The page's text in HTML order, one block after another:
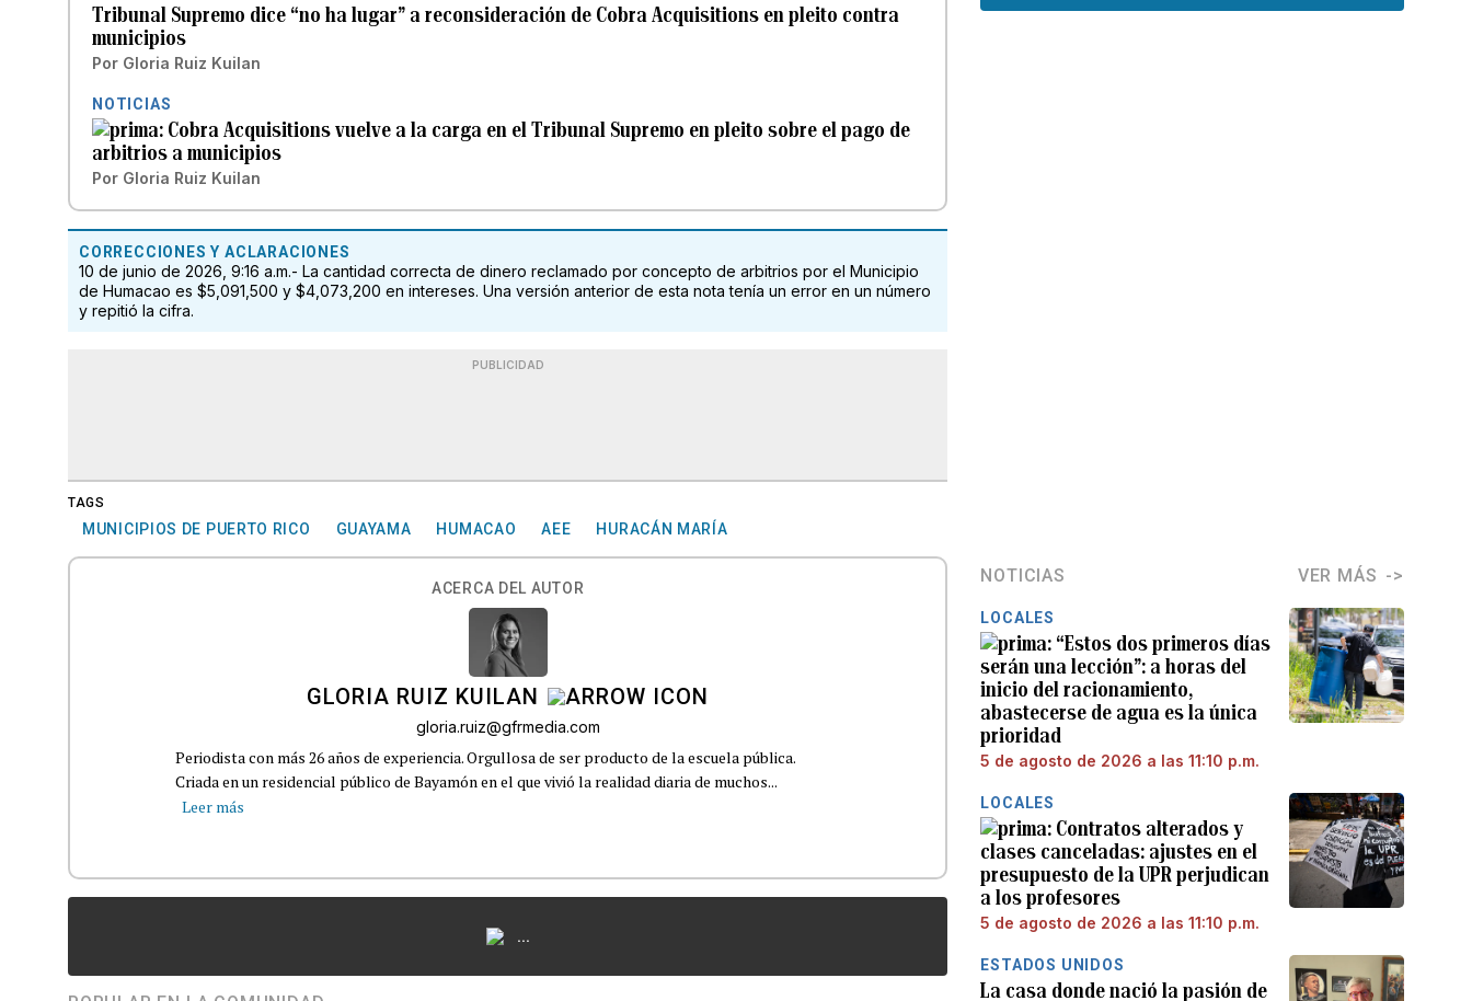
Tribunal Supremo dice “no ha lugar” a reconsideración de Cobra Acquisitions en pleito contra
municipios
Por Gloria Ruiz Kuilan
NOTICIAS
Cobra Acquisitions vuelve a la carga en el Tribunal Supremo en pleito sobre el pago de
arbitrios a municipios
Por Gloria Ruiz Kuilan
CORRECCIONES Y ACLARACIONES
10 de junio de 2026, 9:16 a.m.- La cantidad correcta de dinero reclamado por concepto de arbitrios por el Municipio
de Humacao es $5,091,500 y $4,073,200 en intereses. Una versión anterior de esta nota tenía un error en un número
y repitió la cifra.
PUBLICIDAD
TAGS
MUNICIPIOS DE PUERTO RICO GUAYAMA HUMACAO AEE HURACÁN MARÍA
ACERCA DEL AUTOR
GLORIA RUIZ KUILAN
gloria.ruiz@gfrmedia.com
Periodista con más 26 años de experiencia. Orgullosa de ser producto de la escuela pública.
Criada en un residencial público de Bayamón en el que vivió la realidad diaria de muchos...
Leer más
...
NOTICIAS VER MÁS
LOCALES
“Estos dos primeros días
serán una lección”: a horas del
inicio del racionamiento,
abastecerse de agua es la única
prioridad
5 de agosto de 2026 a las 11:10 p.m.
LOCALES
Contratos alterados y
clases canceladas: ajustes en el
presupuesto de la UPR perjudican
a los profesores
5 de agosto de 2026 a las 11:10 p.m.
ESTADOS UNIDOS
La casa donde nació la pasión de